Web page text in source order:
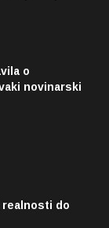
o
novinarski
realnosti do